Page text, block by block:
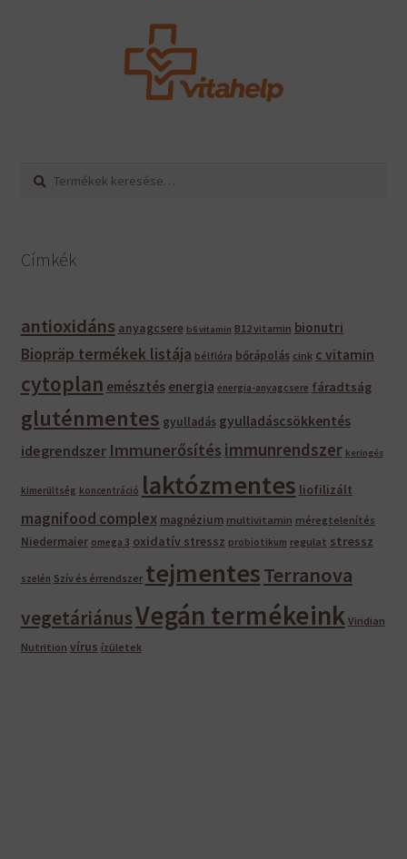
Keresés
Keresés
Címkék
antioxidáns anyagcsere b6 vitamin B12 vitamin bionutri
Biopräp termékek listája bélflóra bőrápolás cink c vitamin
cytoplan emésztés energia energia-anyagcsere fáradtság
gluténmentes gyulladás gyulladáscsökkentés
idegrendszer Immunerősítés immunrendszer keringés
kimerültség koncentráció laktózmentes liofilizált
magnifood complex magnézium multivitamin méregtelenítés
Niedermaier omega 3 oxidatív stressz probiotikum regulat stressz
szelén Szív és érrendszer tejmentesTerranova
vegetáriánusVegán termékeink Viridian
Nutrition vírus ízületek